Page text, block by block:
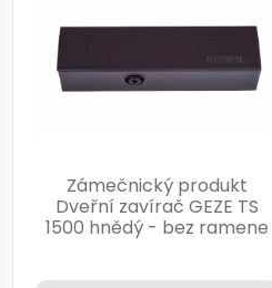
Zámečnický produkt
Dveřní zavírač GEZE TS
1500 hnědý - bez ramene